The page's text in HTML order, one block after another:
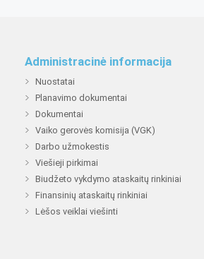
Administracinė informacija
Nuostatai
Planavimo dokumentai
Dokumentai
Vaiko gerovės komisija (VGK)
Darbo užmokestis
Viešieji pirkimai
Biudžeto vykdymo ataskaitų rinkiniai
Finansinių ataskaitų rinkiniai
Lėšos veiklai viešinti